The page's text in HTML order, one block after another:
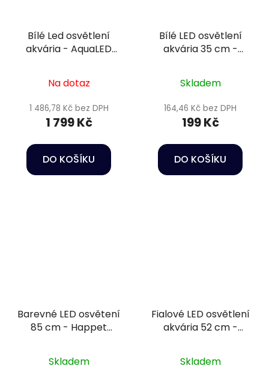
Bílé Led osvětlení
akvária - AquaLED
Na dotaz
1 486,78 Kč bez DPH
1 799 Kč
DO KOŠÍKU
Bílé LED osvětlení
akvária 35 cm -
Skladem
164,46 Kč bez DPH
199 Kč
DO KOŠÍKU
Barevné LED osvětení
85 cm - Happet
Skladem
Fialové LED osvětlení
akvária 52 cm -
Skladem